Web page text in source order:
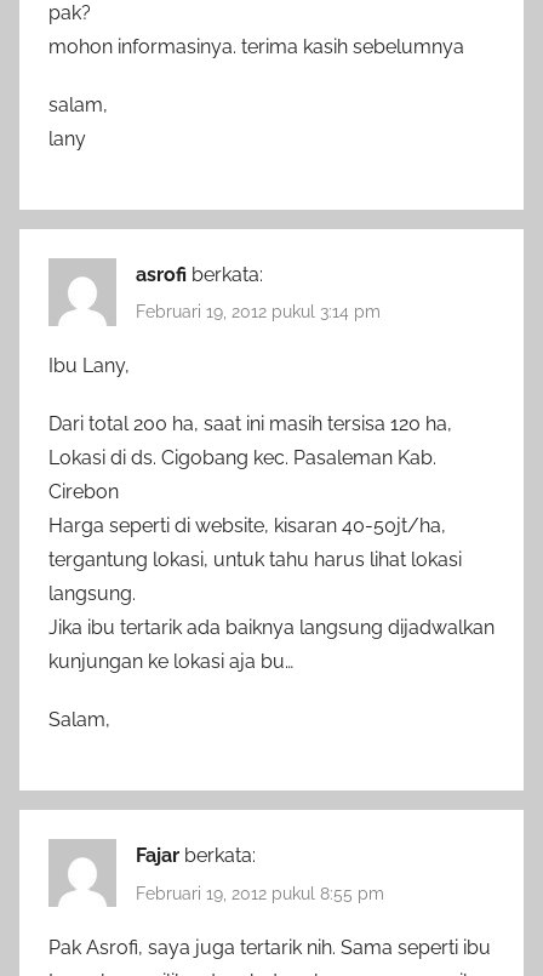
pak?
mohon informasinya. terima kasih sebelumnya
salam,
lany
asrofi berkata:
Februari 19, 2012 pukul 3:14 pm
Ibu Lany,
Dari total 200 ha, saat ini masih tersisa 120 ha,
Lokasi di ds. Cigobang kec. Pasaleman Kab.
Cirebon
Harga seperti di website, kisaran 40-50jt/ha,
tergantung lokasi, untuk tahu harus lihat lokasi
langsung.
Jika ibu tertarik ada baiknya langsung dijadwalkan
kunjungan ke lokasi aja bu…
Salam,
Fajar berkata:
Februari 19, 2012 pukul 8:55 pm
Pak Asrofi, saya juga tertarik nih. Sama seperti ibu